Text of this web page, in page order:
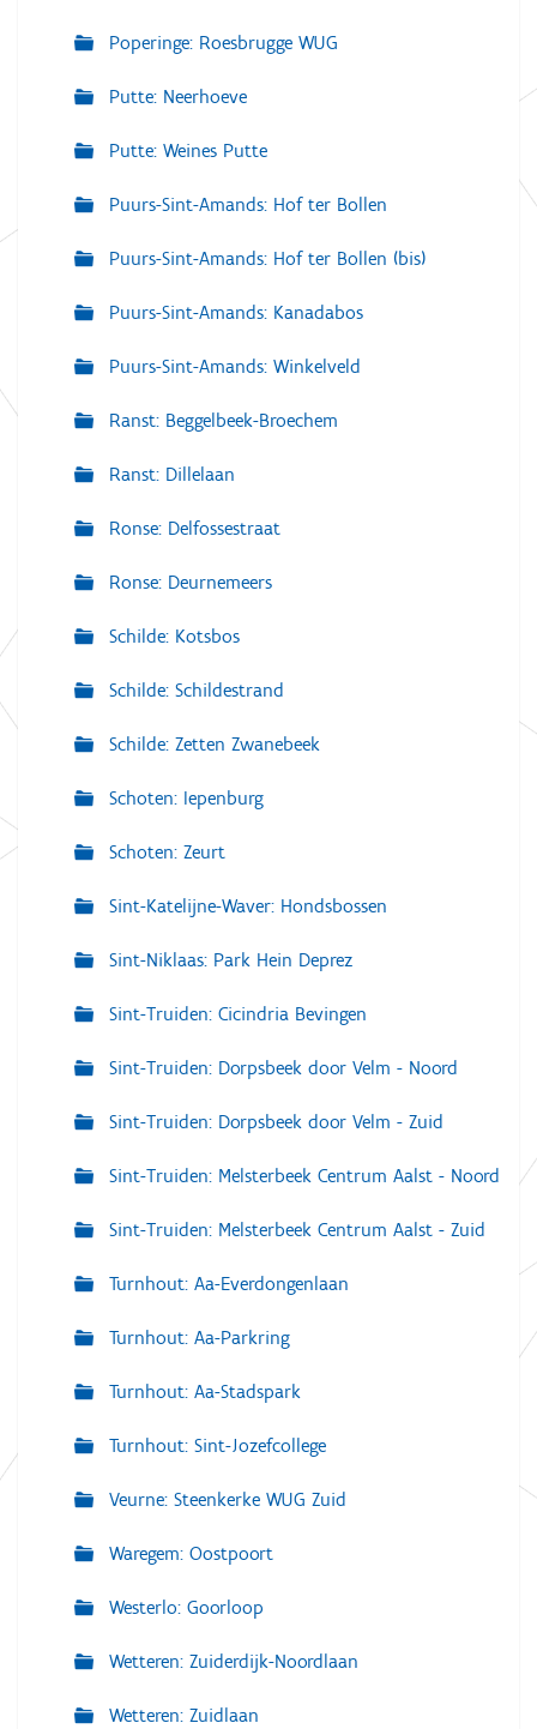
Poperinge: Roesbrugge WUG
Putte: Neerhoeve
Putte: Weines Putte
Puurs-Sint-Amands: Hof ter Bollen
Puurs-Sint-Amands: Hof ter Bollen (bis)
Puurs-Sint-Amands: Kanadabos
Puurs-Sint-Amands: Winkelveld
Ranst: Beggelbeek-Broechem
Ranst: Dillelaan
Ronse: Delfossestraat
Ronse: Deurnemeers
Schilde: Kotsbos
Schilde: Schildestrand
Schilde: Zetten Zwanebeek
Schoten: Iepenburg
Schoten: Zeurt
Sint-Katelijne-Waver: Hondsbossen
Sint-Niklaas: Park Hein Deprez
Sint-Truiden: Cicindria Bevingen
Sint-Truiden: Dorpsbeek door Velm - Noord
Sint-Truiden: Dorpsbeek door Velm - Zuid
Sint-Truiden: Melsterbeek Centrum Aalst - Noord
Sint-Truiden: Melsterbeek Centrum Aalst - Zuid
Turnhout: Aa-Everdongenlaan
Turnhout: Aa-Parkring
Turnhout: Aa-Stadspark
Turnhout: Sint-Jozefcollege
Veurne: Steenkerke WUG Zuid
Waregem: Oostpoort
Westerlo: Goorloop
Wetteren: Zuiderdijk-Noordlaan
Wetteren: Zuidlaan